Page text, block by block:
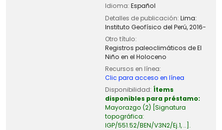
Idioma: Español
Detalles de publicación: Lima:
Instituto Geofísico del Perú,2016-
Otro título:
Registros paleoclimáticos de El
Niño en el Holoceno
Recursos en línea:
Clic para acceso en línea
Disponibilidad: Ítems
disponibles para préstamo:
Mayorazgo (2) Signatura
topográfica:
IGP/551.52/BEN/V3N2/Ej.1, .. .